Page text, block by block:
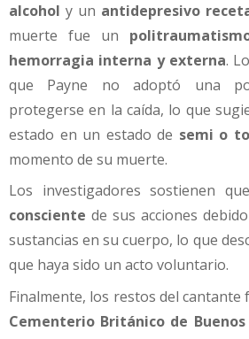
alcohol y un antidepresivo
muerte fue un
hemorragia interna y externa.
que Payne no adoptó una
protegerse en la caída, lo que
estado en un estado de semi o
momento de su muerte.
Los investigadores sostienen que
consciente de sus acciones
sustancias en su cuerpo, lo que
que haya sido un acto voluntario.
Finalmente, los restos del
Cementerio Británico de